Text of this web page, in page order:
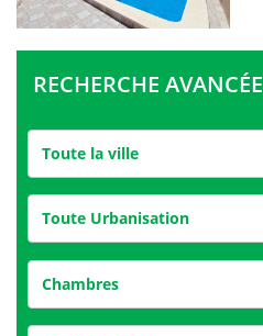
RECHERCHE AVANCÉE
Toute la ville
Toute Urbanisation
Chambres